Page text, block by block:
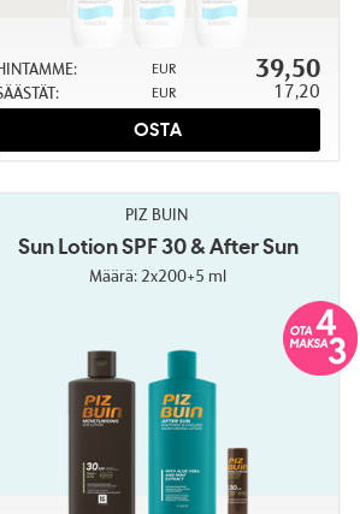
EUR 39,50
EUR 17,20
OSTA
PIZ BUIN
Sun Lotion SPF 30 & After Sun
Määrä: 2x200+5 ml